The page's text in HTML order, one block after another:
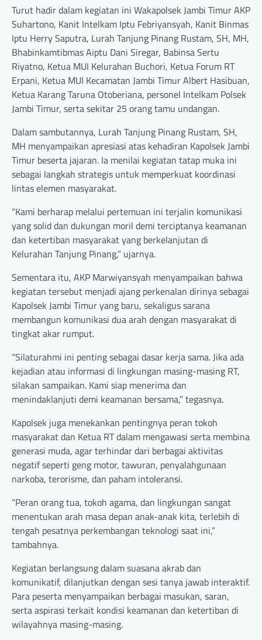
Turut hadir dalam kegiatan ini Wakapolsek Jambi Timur AKP
Suhartono, Kanit Intelkam Iptu Febriyansyah, Kanit Binmas
Iptu Herry Saputra, Lurah Tanjung Pinang Rustam, SH, MH,
Bhabinkamtibmas Aiptu Dani Siregar, Babinsa Sertu
Riyatno, Ketua MUI Kelurahan Buchori, Ketua Forum RT
Erpani, Ketua MUI Kecamatan Jambi Timur Albert Hasibuan,
Ketua Karang Taruna Otoberiana, personel Intelkam Polsek
Jambi Timur, serta sekitar 25 orang tamu undangan.
Dalam sambutannya, Lurah Tanjung Pinang Rustam, SH,
MH menyampaikan apresiasi atas kehadiran Kapolsek Jambi
Timur beserta jajaran. Ia menilai kegiatan tatap muka ini
sebagai langkah strategis untuk memperkuat koordinasi
lintas elemen masyarakat.
“Kami berharap melalui pertemuan ini terjalin komunikasi
yang solid dan dukungan moril demi terciptanya keamanan
dan ketertiban masyarakat yang berkelanjutan di
Kelurahan Tanjung Pinang,” ujarnya.
Sementara itu, AKP Marwiyansyah menyampaikan bahwa
kegiatan tersebut menjadi ajang perkenalan dirinya sebagai
Kapolsek Jambi Timur yang baru, sekaligus sarana
membangun komunikasi dua arah dengan masyarakat di
tingkat akar rumput.
“Silaturahmi ini penting sebagai dasar kerja sama. Jika ada
kejadian atau informasi di lingkungan masing-masing RT,
silakan sampaikan. Kami siap menerima dan
menindaklanjuti demi keamanan bersama,” tegasnya.
Kapolsek juga menekankan pentingnya peran tokoh
masyarakat dan Ketua RT dalam mengawasi serta membina
generasi muda, agar terhindar dari berbagai aktivitas
negatif seperti geng motor, tawuran, penyalahgunaan
narkoba, terorisme, dan paham intoleransi.
“Peran orang tua, tokoh agama, dan lingkungan sangat
menentukan arah masa depan anak-anak kita, terlebih di
tengah pesatnya perkembangan teknologi saat ini,”
tambahnya.
Kegiatan berlangsung dalam suasana akrab dan
komunikatif, dilanjutkan dengan sesi tanya jawab interaktif.
Para peserta menyampaikan berbagai masukan, saran,
serta aspirasi terkait kondisi keamanan dan ketertiban di
wilayahnya masing-masing.